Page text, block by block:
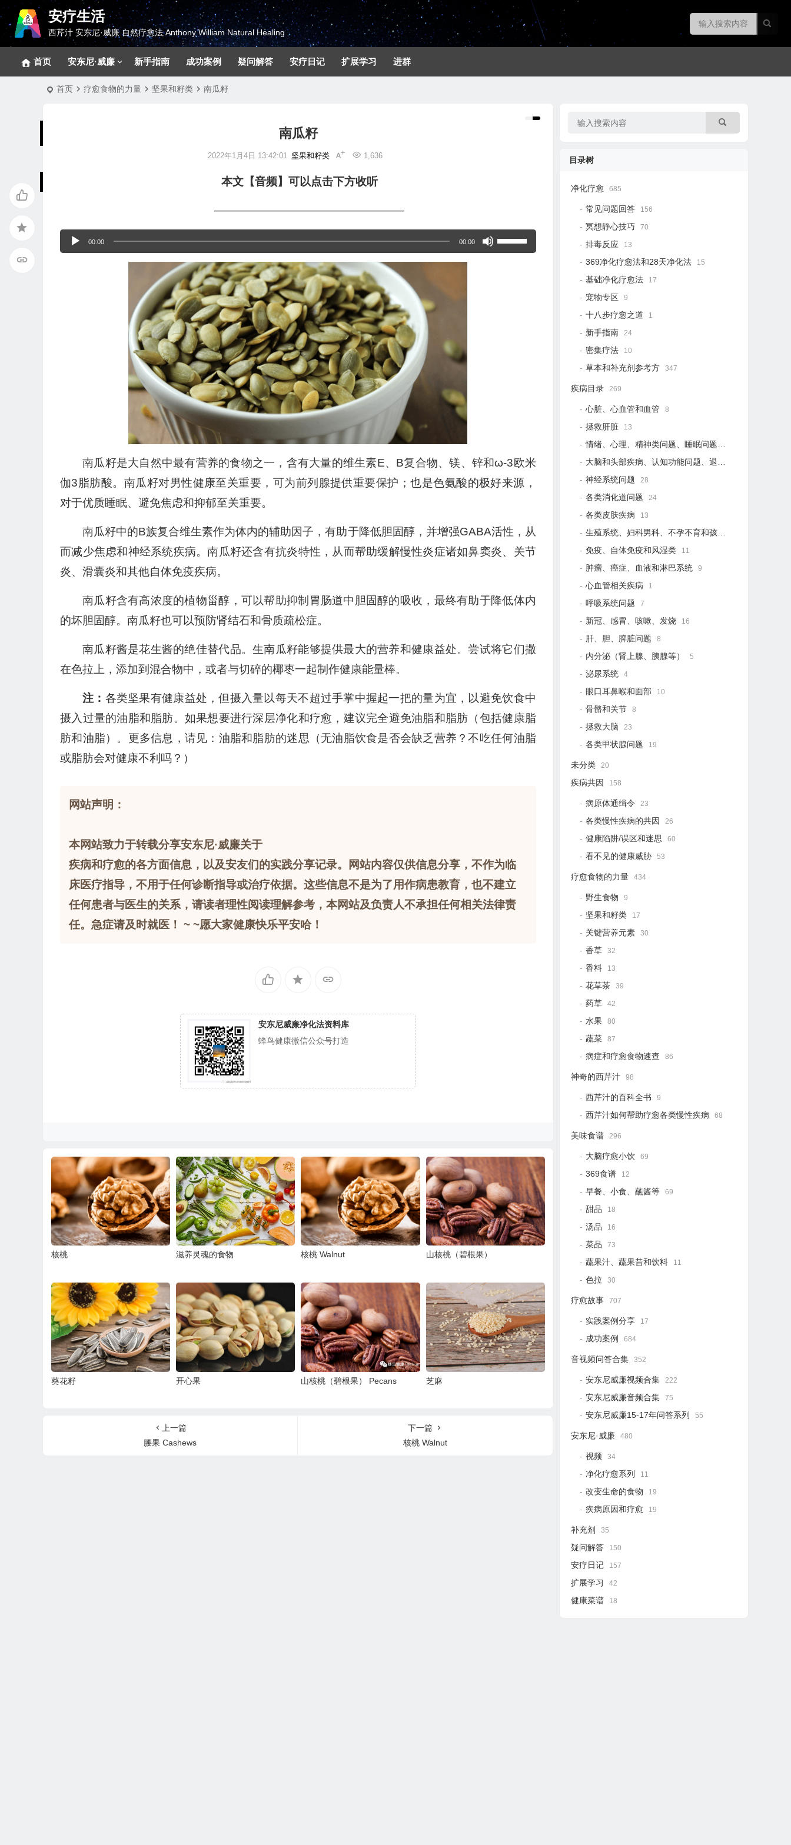
安疗生活
西芹汁 安东尼·威廉 自然疗愈法 Anthony William Natural Healing
首页 安东尼·威廉 新手指南 成功案例 疑问解答 安疗日记 扩展学习 进群
首页 疗愈食物的力量 坚果和籽类 南瓜籽
南瓜籽
2022年1月4日 13:42:01 坚果和籽类 1,636
本文【音频】可以点击下方收听
—————————————————
频
00:00 00:00
使
用
低
音
南瓜籽是大自然中最有营养的食物之一，含有大量的维生素E、B复合物、镁、锌和ω-3欧米
伽3脂肪酸。南瓜籽对男性健康至关重要，可为前列腺提供重要保护；也是色氨酸的极好来源，
对于优质睡眠、避免焦虑和抑郁至关重要。
南瓜籽中的B族复合维生素作为体内的辅助因子，有助于降低胆固醇，并增强GABA活性，从
而减少焦虑和神经系统疾病。南瓜籽还含有抗炎特性，从而帮助缓解慢性炎症诸如鼻窦炎、关节
炎、滑囊炎和其他自体免疫疾病。
南瓜籽含有高浓度的植物甾醇，可以帮助抑制胃肠道中胆固醇的吸收，最终有助于降低体内
的坏胆固醇。南瓜籽也可以预防肾结石和骨质疏松症。
南瓜籽酱是花生酱的绝佳替代品。生南瓜籽能够提供最大的营养和健康益处。尝试将它们撒
在色拉上，添加到混合物中，或者与切碎的椰枣一起制作健康能量棒。
注： 各类坚果有健康益处，但摄入量以每天不超过手掌中握起一把的量为宜，以避免饮食中
摄入过量的油脂和脂肪。如果想要进行深层净化和疗愈，建议完全避免油脂和脂肪（包括健康脂
肪和油脂）。更多信息，请见：油脂和脂肪的迷思（无油脂饮食是否会缺乏营养？不吃任何油脂
或脂肪会对健康不利吗？）
网站声明：
本网站致力于转载分享安东尼·威廉关于
疾病和疗愈的各方面信息，以及安友们的实践分享记录。网站内容仅供信息分享，不作为临
床医疗指导，不用于任何诊断指导或治疗依据。这些信息不是为了用作病患教育，也不建立
任何患者与医生的关系，请读者理性阅读理解参考，本网站及负责人不承担任何相关法律责
任。急症请及时就医！ ~ ~愿大家健康快乐平安哈！
安东尼威廉净化法资料库
蜂鸟健康微信公众号打造
核桃 滋养灵魂的食物 核桃 Walnut 山核桃（碧根果）
葵花籽 开心果 山核桃（碧根果） Pecans 芝麻
上一篇
腰果 Cashews
下一篇
核桃 Walnut
目录树
净化疗愈 685
常见问题回答 156
冥想静心技巧 70
排毒反应 13
369净化疗愈法和28天净化法 15
基础净化疗愈法 17
宠物专区 9
十八步疗愈之道 1
新手指南 24
密集疗法 10
草本和补充剂参考方 347
疾病目录 269
心脏、心血管和血管 8
拯救肝脏 13
情绪、心理、精神类问题、睡眠问题 18
大脑和头部疾病、认知功能问题、退行性疾病
神经系统问题 28
各类消化道问题 24
各类皮肤疾病 13
生殖系统、妇科男科、不孕不育和孩子健康
免疫、自体免疫和风湿类 11
肿瘤、癌症、血液和淋巴系统 9
心血管相关疾病 1
呼吸系统问题 7
新冠、感冒、咳嗽、发烧 16
肝、胆、脾脏问题 8
内分泌（肾上腺、胰腺等） 5
泌尿系统 4
眼口耳鼻喉和面部 10
骨骼和关节 8
拯救大脑 23
各类甲状腺问题 19
未分类 20
疾病共因 158
病原体通缉令 23
各类慢性疾病的共因 26
健康陷阱/误区和迷思 60
看不见的健康威胁 53
疗愈食物的力量 434
野生食物 9
坚果和籽类 17
关键营养元素 30
香草 32
香料 13
花草茶 39
药草 42
水果 80
蔬菜 87
病症和疗愈食物速查 86
神奇的西芹汁 98
西芹汁的百科全书 9
西芹汁如何帮助疗愈各类慢性疾病 68
美味食谱 296
大脑疗愈小饮 69
369食谱 12
早餐、小食、蘸酱等 69
甜品 18
汤品 16
菜品 73
蔬果汁、蔬果昔和饮料 11
色拉 30
疗愈故事 707
实践案例分享 17
成功案例 684
音视频问答合集 352
安东尼威廉视频合集 222
安东尼威廉音频合集 75
安东尼威廉15-17年问答系列 55
安东尼·威廉 480
视频 34
净化疗愈系列 11
改变生命的食物 19
疾病原因和疗愈 19
补充剂 35
疑问解答 150
安疗日记 157
扩展学习 42
健康菜谱 18